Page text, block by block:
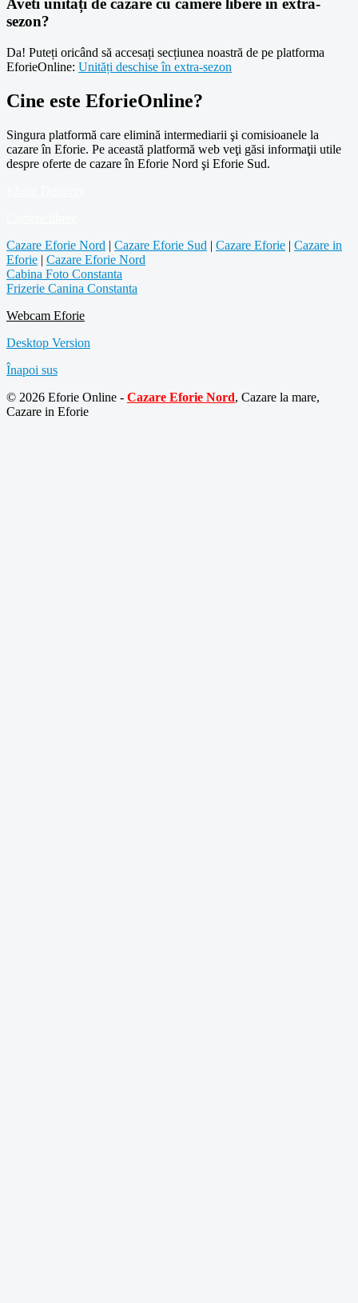
Aveti unități de cazare cu camere libere în extra-
sezon?
Da! Puteți oricând să accesați secțiunea noastră de pe platforma
EforieOnline: Unități deschise în extra-sezon
Cine este EforieOnline?
Singura platformă care elimină intermediarii şi comisioanele la
cazare în Eforie. Pe această platformă web veţi găsi informaţii utile
despre oferte de cazare în Eforie Nord şi Eforie Sud.
Cazare Eforie Nord | Cazare Eforie Sud | Cazare Eforie | Cazare in
Eforie | Cazare Eforie Nord
Cabina Foto Constanta
Frizerie Canina Constanta
Webcam Eforie
Desktop Version
Înapoi sus
© 2026 Eforie Online - Cazare Eforie Nord, Cazare la mare,
Cazare in Eforie